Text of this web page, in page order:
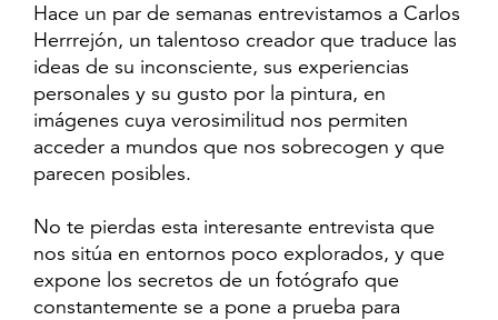
Hace un par de semanas entrevistamos a Carlos
Herrrejón, un talentoso creador que traduce las
ideas de su inconsciente, sus experiencias
personales y su gusto por la pintura, en
imágenes cuya verosimilitud nos permiten
acceder a mundos que nos sobrecogen y que
parecen posibles.
No te pierdas esta interesante entrevista que
nos sitúa en entornos poco explorados, y que
expone los secretos de un fotógrafo que
constantemente se a pone a prueba para